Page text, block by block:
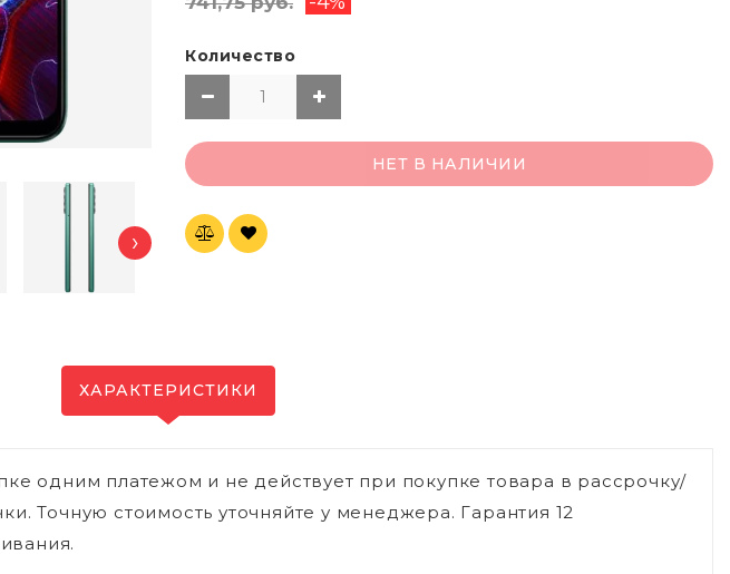
›
Количество
НЕТ В НАЛИЧИИ
ХАРАКТЕРИСТИКИ
одним платежом и не действует при покупке товара в рассрочку/
Точную стоимость уточняйте у менеджера. Гарантия 12